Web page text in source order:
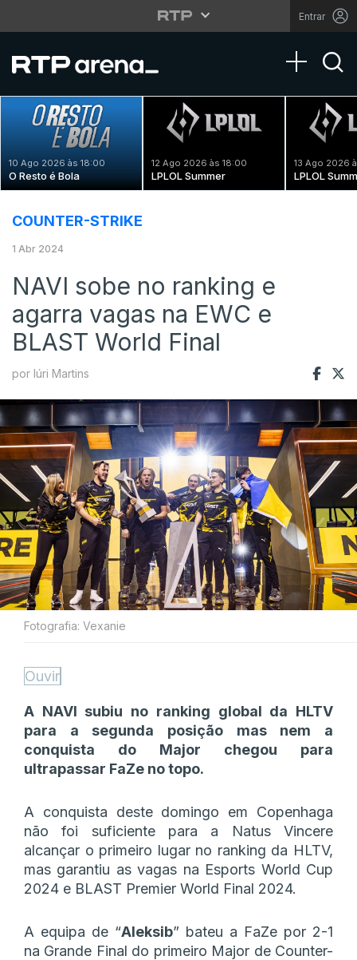
Entrar
Toggle
10 Ago 2026 às 18:00
O Resto é Bola
12 Ago 2026 às 18:00
LPLOL Summer
13 Ago 2026
LPLOL
COUNTER-STRIKE
1 Abr 2024
NAVI sobe no ranking e
agarra vagas na EWC e
BLAST World Final
por Iúri Martins
Fotografia: Vexanie
Ouvir
A NAVI subiu no ranking global da HLTV
para a segunda posição mas nem a
conquista do Major chegou para
ultrapassar FaZe no topo.
A conquista deste domingo em Copenhaga
não foi suficiente para a Natus Vincere
alcançar o primeiro lugar no ranking da HLTV,
mas garantiu as vagas na Esports World Cup
2024 e BLAST Premier World Final 2024.
A equipa de “Aleksib” bateu a FaZe por 2-1
na Grande Final do primeiro Major de Counter-